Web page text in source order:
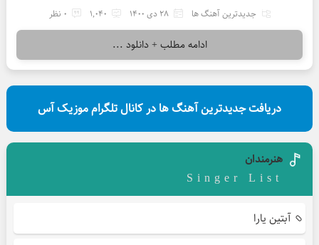
جدیدترین آهنگ ها 28 دی 1400 1,040 0 نظر
ادامه مطلب + دانلود ...
دریافت جدیدترین آهنگ ها در کانال تلگرام موزیک آس
هنرمندان
Singer List
آبتین یارا